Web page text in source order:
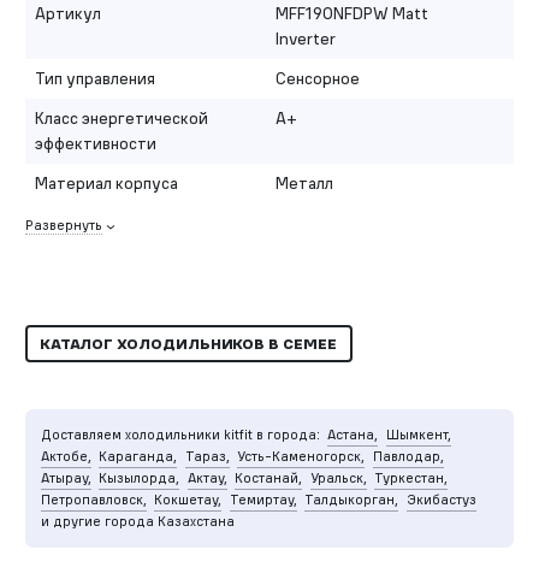
Артикул
MFF190NFDPW Matt
Inverter
Тип управления
Сенсорное
Класс энергетической
эффективности
A+
Материал корпуса Металл
Развернуть
КАТАЛОГ ХОЛОДИЛЬНИКОВ В СЕМЕЕ
Доставляем холодильники kitfit в города: Астана,
Шымкент,
Актобе, Караганда, Тараз, Усть-Каменогорск,
Павлодар,
Атырау, Кызылорда, Актау, Костанай, Уральск, Туркестан,
Петропавловск, Кокшетау, Темиртау, Талдыкорган,
Экибастуз
и другие города Казахстана